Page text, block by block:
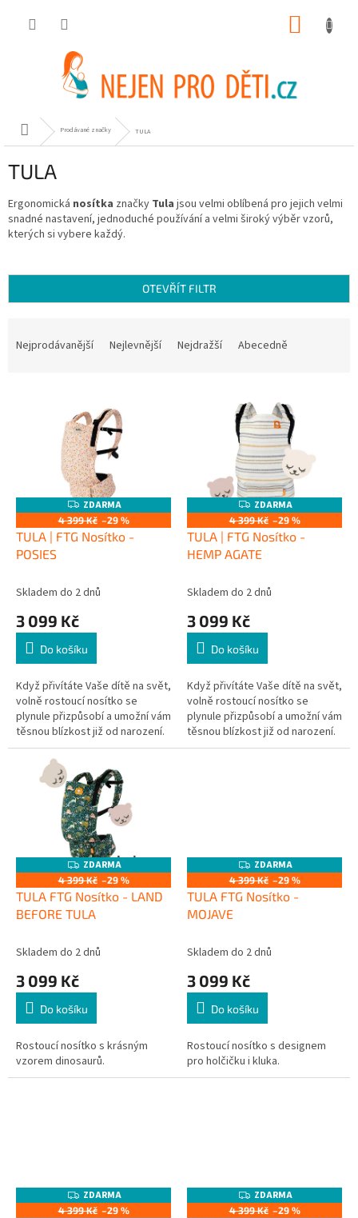
Domů Prodávané značky TULA
TULA
Ergonomická nosítka značky Tula jsou velmi oblíbená pro jejich velmi
snadné nastavení, jednoduché používání a velmi široký výběr vzorů,
kterých si vybere každý.
OTEVŘÍT FILTR
Nejprodávanější Nejlevnější Nejdražší Abecedně
Z
D
A
R
ZDARMA
4 399 Kč –29 %
TULA | FTG Nosítko -
POSIES
Skladem do 2 dnů
3 099 Kč
Do košíku
Když přivítáte Vaše dítě na svět,
volně rostoucí nosítko se
plynule přizpůsobí a umožní vám
těsnou blízkost již od narození.
Naše první rostoucí nosítka
oslavují vzácné momenty...
Z
D
A
R
M
A
ZDARMA
4 399 Kč –29 %
TULA | FTG Nosítko -
HEMP AGATE
Skladem do 2 dnů
3 099 Kč
Do košíku
Když přivítáte Vaše dítě na svět,
volně rostoucí nosítko se
plynule přizpůsobí a umožní vám
těsnou blízkost již od narození.
Naše první rostoucí nosítka
Z
D
A
R
M
A
ZDARMA
4 399 Kč –29 %
TULA FTG Nosítko - LAND
BEFORE TULA
Skladem do 2 dnů
3 099 Kč
Do košíku
Rostoucí nosítko s krásným
vzorem dinosaurů.
Z
D
A
R
ZDARMA
4 399 Kč –29 %
TULA FTG Nosítko -
MOJAVE
Skladem do 2 dnů
3 099 Kč
Do košíku
Rostoucí nosítko s designem
pro holčičku i kluka.
Z
D
ZDARMA
4 399 Kč –29 %
Z
D
ZDARMA
4 399 Kč –29 %